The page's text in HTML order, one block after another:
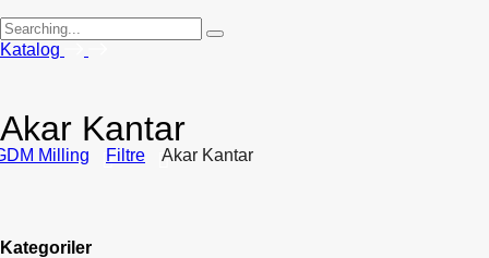
Search
for:
Katalog
Akar Kantar
Milling Filtre Akar Kantar
Kategoriler